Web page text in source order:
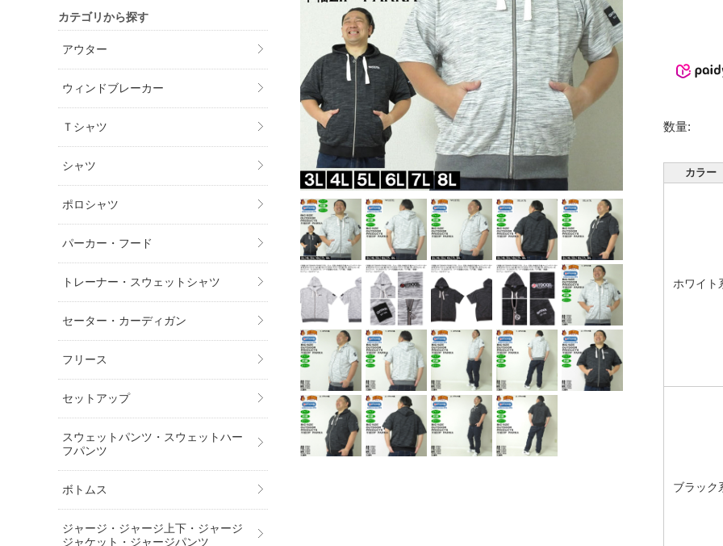
数量:
カラー
ホワイト
ブラック
カテゴリから探す
アウター
ウィンドブレーカー
Ｔシャツ
シャツ
ポロシャツ
パーカー・フード
トレーナー・スウェットシャツ
セーター・カーディガン
フリース
セットアップ
スウェットパンツ・スウェットハー
フパンツ
ボトムス
ジャージ・ジャージ上下・ジャージ
ジャケット・ジャージパンツ